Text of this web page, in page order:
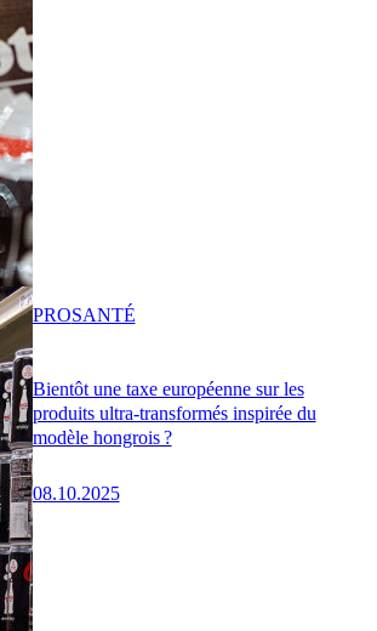
Bientôt une taxe européenne sur les
produits ultra-transformés inspirée du
modèle hongrois ?
08.10.2025
PROSANTÉ